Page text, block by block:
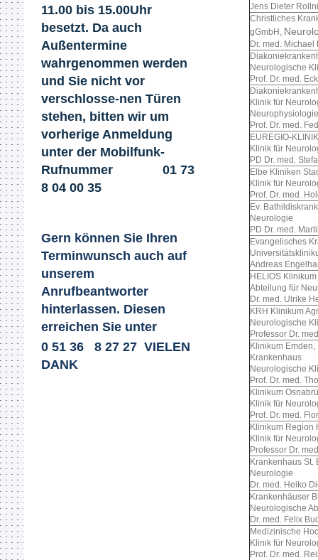
Jens Dieter
Christliches
gGmbH,
Dr. med. Michael
Neurologische
Prof. Dr. med.
Klinik für
Prof. Dr. med.
EUREGIO-
Klinik für
PD Dr. med.
Elbe Kliniken
Klinik für
Prof. Dr. med.
Ev.
Neurologie
PD Dr. med.
Evangelisches
Andreas
HELIOS
Abteilung für
Dr. med. Ulrike
KRH Klinikum
Neurologische
Professor Dr.
Klinikum
Krankenhaus
Neurologische
Prof. Dr. med.
Klinikum
Klinik für
Prof. Dr. med.
Klinikum Region
Klinik für
Professor Dr.
Krankenhaus St.
Neurologie
Dr. med. Heiko
Neurologische
Dr. med. Felix
Medizinische
Klinik für
Prof. Dr. med.
11.00 bis 15.00Uhr
besetzt. Da auch
Außentermine
wahrgenommen werden
und Sie nicht vor
verschlosse-nen Türen
stehen, bitten wir um
vorherige Anmeldung
unter der Mobilfunk-
Rufnummer 01 73
8 04 00 35​
Gern können Sie Ihren
Terminwunsch auch auf
unserem
Anrufbeantworter
hinterlassen. Diesen
erreichen Sie unter
0 51 36 8 27 27 VIELEN
DANK